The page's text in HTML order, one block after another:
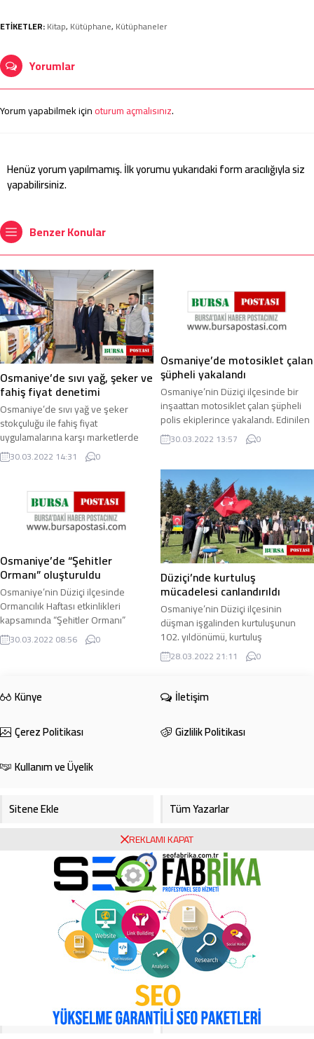
ETİKETLER:Kitap, Kütüphane, Kütüphaneler
Yorumlar
Yorum yapabilmek içinoturum açmalısınız.
Henüz yorum yapılmamış. İlk yorumu yukarıdaki form aracılığıyla siz
yapabilirsiniz.
Benzer Konular
Osmaniye’de sıvı yağ, şeker ve
fahiş fiyat denetimi
Osmaniye’de sıvı yağ ve şeker
stokçuluğu ile fahiş fiyat
uygulamalarına karşı marketlerde
denetim yapıldı. Denetimlere katılan
Vali Erdinç Yılmaz ...
30.03.2022 14:31 0
Osmaniye’de motosiklet çalan
şüpheli yakalandı
Osmaniye’nin Düziçi ilçesinde bir
inşaattan motosiklet çalan şüpheli
polis ekiplerince yakalandı. Edinilen
bilgiye göre, Düziçi İlçe Emniyet ...
30.03.2022 13:57 0
Osmaniye’de “Şehitler
Ormanı” oluşturuldu
Osmaniye’nin Düziçi ilçesinde
Ormancılık Haftası etkinlikleri
kapsamında “Şehitler Ormanı”
oluşturuldu. Düziçi ilçesinde
Ormancılık Haftası ...
30.03.2022 08:56 0
Düziçi’nde kurtuluş
mücadelesi canlandırıldı
Osmaniye’nin Düziçi ilçesinin
düşman işgalinden kurtuluşunun
102. yıldönümü, kurtuluş
mücadelesinin canlandırıldığı gösteri
ile kutlandı. Düziçi ...
28.03.2022 21:11 0
Künye
İletişim
Çerez Politikası
Gizlilik Politikası
Kullanım ve Üyelik
Sitene Ekle
Tüm Yazarlar
Foto Galeri
Video Galeri
Bursa Haberleri
Bursa Hava Durumu
Bursaspor
Ekonomi
Köşe Yazarları
Video Galeri
REKLAMI KAPAT